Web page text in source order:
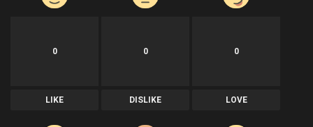
0
LIKE
0
DISLIKE
0
LOVE